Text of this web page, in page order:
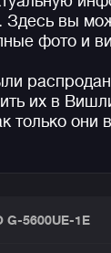
Здесь вы
фото и
их в
только они
5600UE-1E